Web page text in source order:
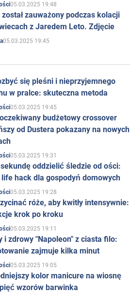
05.03.2025 19:48
został zauważony podczas kolacji
z Jaredem Leto. Zdjęcie
05.03.2025 19:45
się pleśni i nieprzyjemnego
w pralce: skuteczna metoda
05.03.2025 19:45
oczekiwany budżetowy crossover
od Dustera pokazany na nowych
05.03.2025 19:31
oddzielić śledzie od ości:
hack dla gospodyń domowych
05.03.2025 19:28
róże, aby kwitły intensywnie:
krok po kroku
05.03.2025 19:11
i zdrowy "Napoleon" z ciasta filo:
zajmuje kilka minut
05.03.2025 19:05
kolor manicure na wiosnę
wzorów barwinka